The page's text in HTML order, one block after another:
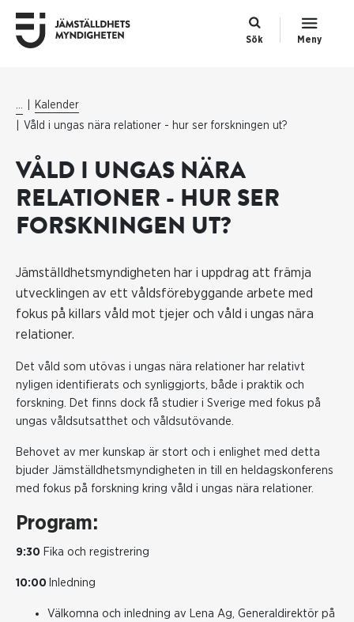
Sök Meny
...
Kalender
Våld i ungas nära relationer - hur ser forskningen ut?
VÅLD I UNGAS NÄRA
RELATIONER - HUR SER
FORSKNINGEN UT?
Jämställdhetsmyndigheten har i uppdrag att främja
utvecklingen av ett våldsförebyggande arbete med
fokus på killars våld mot tjejer och våld i ungas nära
relationer.
Det våld som utövas i ungas nära relationer har relativt
nyligen identifierats och synliggjorts, både i praktik och
forskning. Det finns dock få studier i Sverige med fokus på
ungas våldsutsatthet och våldsutövande.
Behovet av mer kunskap är stort och i enlighet med detta
bjuder Jämställdhetsmyndigheten in till en heldagskonferens
med fokus på forskning kring våld i ungas nära relationer.
Program:
9:30 Fika och registrering
10:00 Inledning
Välkomna och inledning av Lena Ag, Generaldirektör på